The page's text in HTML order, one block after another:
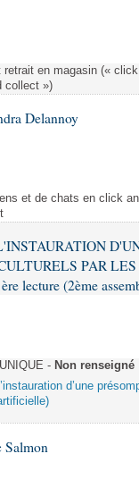
en magasin («
collect »)
Delannoy
et de chats en click
PAR LES
lecture (2ème
- Non renseigné
d’une
Salmon